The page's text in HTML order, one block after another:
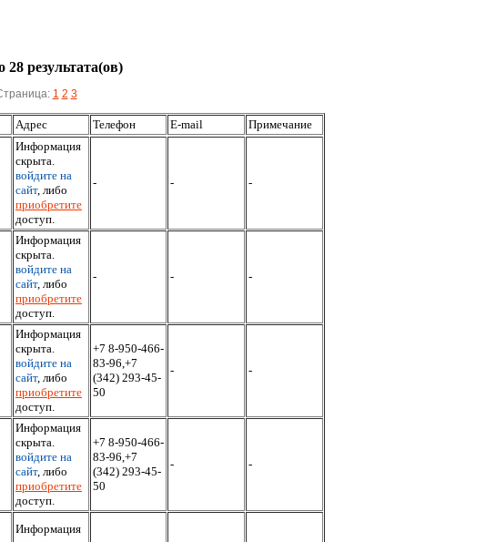
28 результата(ов)
1 2 3
Адрес Телефон E-mail Примечание
Информация
скрыта.
войдите на
сайт, либо
приобретите
доступ.
- - -
Информация
скрыта.
войдите на
сайт, либо
приобретите
доступ.
- - -
Информация
скрыта.
войдите на
сайт, либо
приобретите
доступ.
+7 8-950-466-
83-96,+7
(342) 293-45-
50
- -
Информация
скрыта.
войдите на
сайт, либо
приобретите
доступ.
+7 8-950-466-
83-96,+7
(342) 293-45-
50
- -
Информация